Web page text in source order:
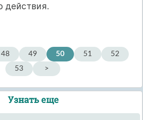
действия.
48 49 50 51
52
53
>
Узнать еще